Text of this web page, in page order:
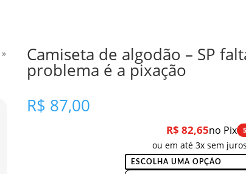
»
Camiseta de algodão – SP
problema é a pixação
R$ 87,00
R$ 82,65no Pix
ou em até 3x sem